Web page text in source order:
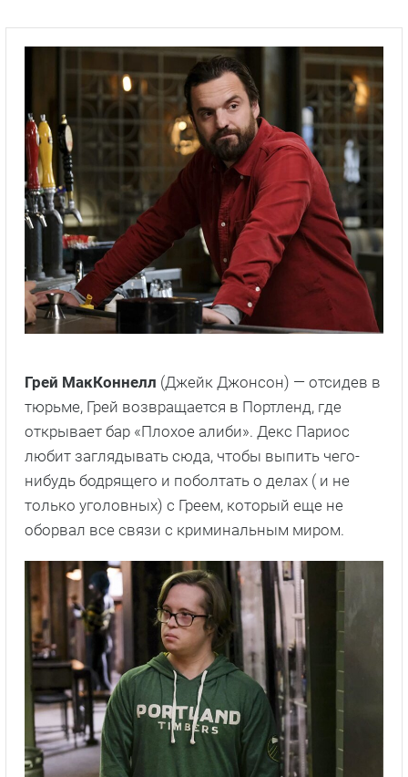
Грей МакКоннелл (Джейк Джонсон) — отсидев в
тюрьме, Грей возвращается в Портленд, где
открывает бар «Плохое алиби». Декс Париос
любит заглядывать сюда, чтобы выпить чего-
нибудь бодрящего и поболтать о делах ( и не
только уголовных) с Греем, который еще не
оборвал все связи с криминальным миром.